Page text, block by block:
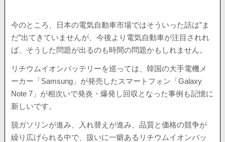
今のところ、日本の電気自動車市場ではそういった話は”ま
だ”出てきていませんが、今後より電気自動車が注目されれ
ば、そうした問題が出るのも時間の問題かもしれません。
リチウムイオンバッテリーを巡っては、韓国の大手電機メ
ーカー「Samsung」が発売したスマートフォン「Galaxy
Note 7」が相次いで発炎・爆発し回収となった事例も記憶に
新しいです。
脱ガソリンが進み、入れ替えが進み、品質と価格の競争が
繰り広げられる中で、扱いに一癖あるリチウムイオンバッ